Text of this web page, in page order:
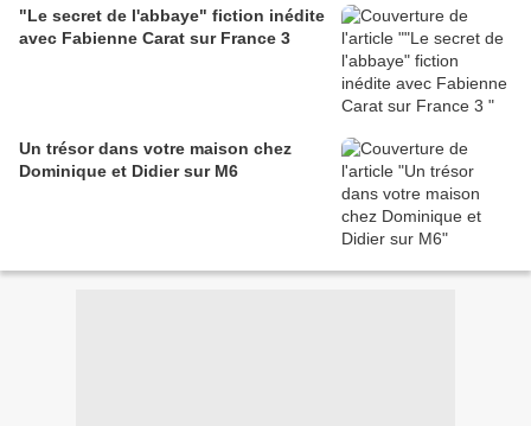
"Le secret de l'abbaye" fiction inédite
avec Fabienne Carat sur France 3
Un trésor dans votre maison chez
Dominique et Didier sur M6